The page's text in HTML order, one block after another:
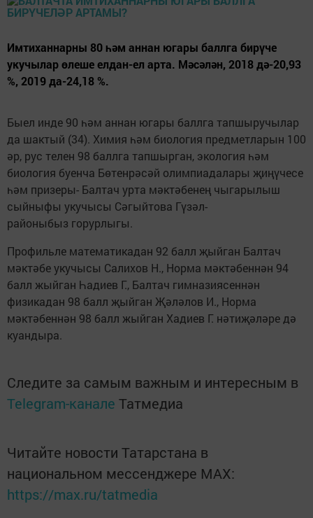
Имтиханнарны 80 һәм аннан югары баллга бирүче
укучылар өлеше елдан-ел арта. Мәсәлән, 2018 дә-20,93
%, 2019 да-24,18 %.
Быел инде 90 һәм аннан югары баллга тапшыручылар
да шактый (34). Химия һәм биология предметларын 100
әр, рус телен 98 баллга тапшырган, экология һәм
биология буенча Бөтенрәсәй олимпиадалары җиңүчесе
һәм призеры- Балтач урта мәктәбенең чыгарылыш
сыйныфы укучысы Сәгыйтова Гүзәл-
районыбыз горурлыгы.
Профильле математикадан 92 балл җыйган Балтач
мәктәбе укучысы Салихов Н., Норма мәктәбеннән 94
балл жыйган Һадиев Г., Балтач гимназиясеннән
физикадан 98 балл җыйган Җәләлов И., Норма
мәктәбеннән 98 балл жыйган Хадиев Г. нәтиҗәләре дә
куандыра.
Следите за самым важным и интересным в
Telegram-канале Татмедиа
Читайте новости Татарстана в
национальном мессенджере MАХ:
https://max.ru/tatmedia